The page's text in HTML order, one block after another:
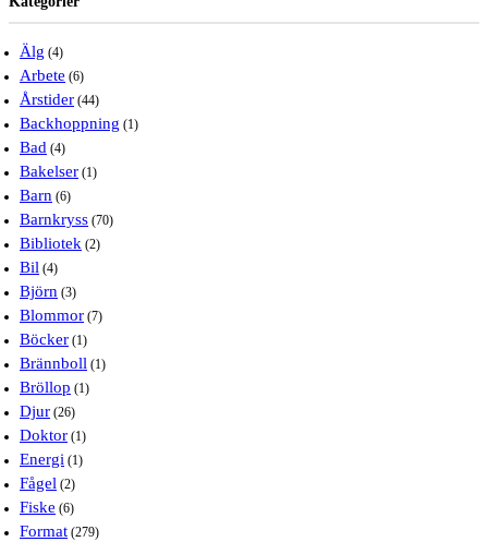
Älg (4)
Arbete (6)
Årstider (44)
Backhoppning (1)
Bad (4)
Bakelser (1)
Barn (6)
Barnkryss (70)
Bibliotek (2)
Bil (4)
Björn (3)
Blommor (7)
Böcker (1)
Brännboll (1)
Bröllop (1)
Djur (26)
Doktor (1)
Energi (1)
Fågel (2)
Fiske (6)
Format (279)